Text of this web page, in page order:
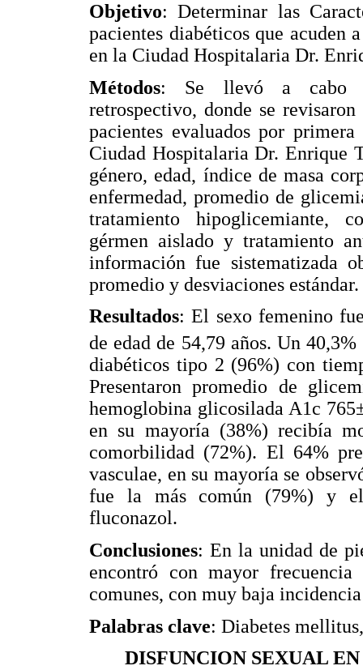
Objetivo: Determinar las
pacientes diabéticos que acuden
en la Ciudad Hospitalaria Dr.
Métodos: Se llevó a cabo
retrospectivo, donde se
pacientes evaluados por
Ciudad Hospitalaria Dr. Enrique
género, edad, índice de masa
enfermedad, promedio de
tratamiento hipoglicemiante,
gérmen aislado y tratamiento
información fue sistematizada
promedio y desviaciones estándar.
Resultados: El sexo femenino
de edad de 54,79 años. Un
diabéticos tipo 2 (96%) con
Presentaron promedio de
hemoglobina glicosilada A1c
en su mayoría (38%) recibía
comorbilidad (72%). El 64%
vasculae, en su mayoría se
fue la más común (79%) y
fluconazol.
Conclusiones: En la unidad de
encontró con mayor
comunes, con muy baja
Palabras clave: Diabetes
DISFUNCION SEXUAL